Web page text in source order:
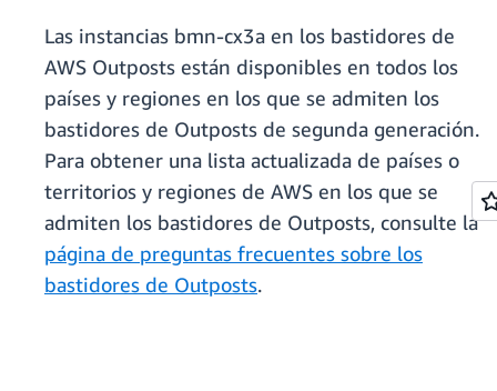
Las instancias bmn-cx3a en los bastidores de
AWS Outposts están disponibles en todos los
países y regiones en los que se admiten los
bastidores de Outposts de segunda generación.
Para obtener una lista actualizada de países o
territorios y regiones de AWS en los que se
admiten los bastidores de Outposts, consulte la
página de preguntas frecuentes sobre los
bastidores de Outposts.